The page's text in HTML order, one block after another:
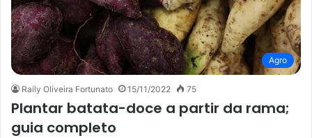
Agro
Raíly Oliveira Fortunato 15/11/2022 75
Plantar batata-doce a partir da rama;
guia completo